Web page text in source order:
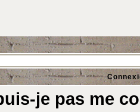
je pas me